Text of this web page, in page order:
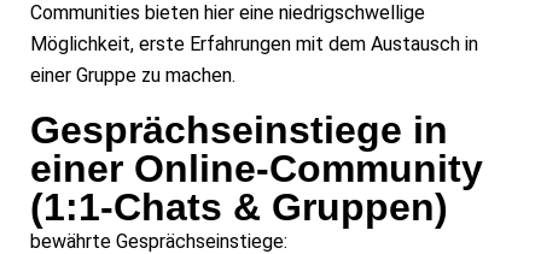
Communities bieten hier eine niedrigschwellige
Möglichkeit, erste Erfahrungen mit dem Austausch in
einer Gruppe zu machen.
Gesprächseinstiege in
einer Online-Community
(1:1-Chats & Gruppen)
bewährte Gesprächseinstiege: